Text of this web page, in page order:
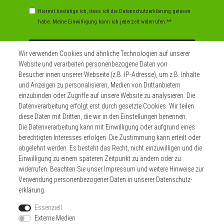
Hiermit bestätige ich, dass ich die Daten­schutz­erklärung gelesen
habe. Meine Einwilligung kann ich jederzeit widerrufen.**
** Hierbei handelt es sich um ein Pflichtfeld.
Widerrufs­recht Impressum
Daten­schutz­erklärung AGB Kontakt
Zahlen sie bequem per
Wir verwenden Cookies und ähnliche Technologien auf unserer
Website und verarbeiten personenbezogene Daten von
Besucher:innen unserer Webseite (z.B. IP-Adresse), um z.B. Inhalte
und Anzeigen zu personalisieren, Medien von Drittanbietern
einzubinden oder Zugriffe auf unsere Website zu analysieren. Die
Datenverarbeitung erfolgt erst durch gesetzte Cookies. Wir teilen
diese Daten mit Dritten, die wir in den Einstellungen benennen.
Die Datenverarbeitung kann mit Einwilligung oder aufgrund eines
berechtigten Interesses erfolgen. Die Zustimmung kann erteilt oder
abgelehnt werden. Es besteht das Recht, nicht einzuwilligen und die
Einwilligung zu einem späteren Zeitpunkt zu ändern oder zu
widerrufen. Beachten Sie unser Impressum und weitere Hinweise zur
Verwendung personenbezogener Daten in unserer Daten­schutz­
erklärung
Essenziell
Externe Medien